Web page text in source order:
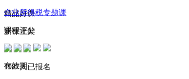
181****3624 刚刚购买了该课程
174****2633 刚刚购买了该课程
183****4554 刚刚购买了该课程
166****4419 刚刚购买了该课程
精品好课
新课上架
1987人已报名
企业所得税专题课
课程评分
有效期